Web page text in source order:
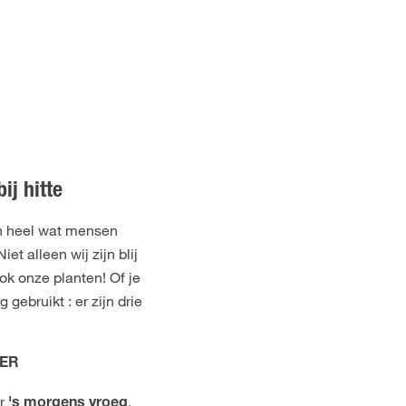
hitte
heel wat mensen
alleen wij zijn blij
onze planten! Of je
gebruikt : er zijn drie
.